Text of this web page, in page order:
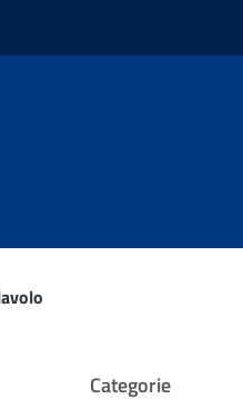
Categorie